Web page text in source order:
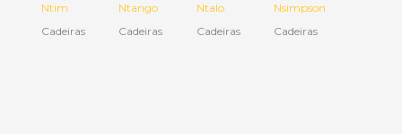
Ntim
Cadeiras
Ntango
Cadeiras
Ntalo
Cadeiras
Nsimpson
Cadeiras